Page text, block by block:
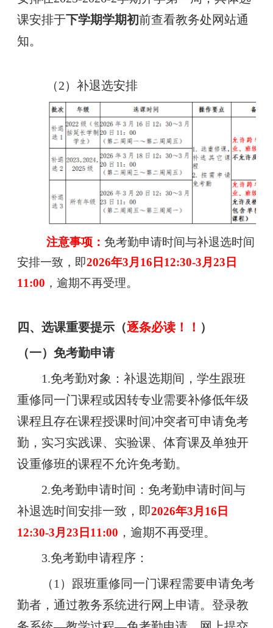
课安排于下学期学期初前查看教务处网站通
知。
（2）补退选安排
注意事项： 免考勤申请时间与补退选时间
安排一致，即2026年3月16日12:30-3月23日
11:00 ，逾期不再受理。
四、选课重要提示（逐条必读！！ ）
（一）免考勤申请
1.免考勤对象：补退选期间，学生跟班
重修同一门课程或因转专业需要补修低年级
课程且存在课程授课时间冲突者可申请免考
勤，实习实践课、实验课、体育课及单独开
设重修班的课程不允许免考勤。
2.免考勤申请时间：免考勤申请时间与
补退选时间安排一致，即2026年3月16日
12:30-3月23日11:00 ，逾期不再受理。
3.免考勤申请程序：
（1） 跟班重修同一门课程需要申请免考
勤者，通过教务系统进行网上申请。登录教